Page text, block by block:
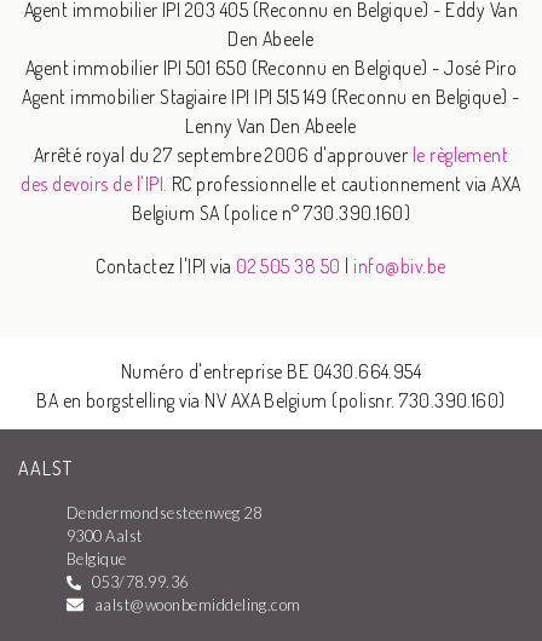
Agent immobilier IPI 203 405 (Reconnu en Belgique) - Eddy Van
Den Abeele
Agent immobilier IPI 501 650 (Reconnu en Belgique) - José Piro
Agent immobilier Stagiaire IPI IPI 515 149 (Reconnu en Belgique) -
Lenny Van Den Abeele
Arrêté royal du 27 septembre 2006 d'approuver le règlement
des devoirs de l'IPI. RC professionnelle et cautionnement via AXA
Belgium SA (police n° 730.390.160)
Contactez l'IPI via 02 505 38 50 | info@biv.be
Numéro d'entreprise BE 0430.664.954
BA en borgstelling via NV AXA Belgium (polisnr. 730.390.160)
AALST
Dendermondsesteenweg 28
9300 Aalst
Belgique
053/78.99.36
aalst@woonbemiddeling.com